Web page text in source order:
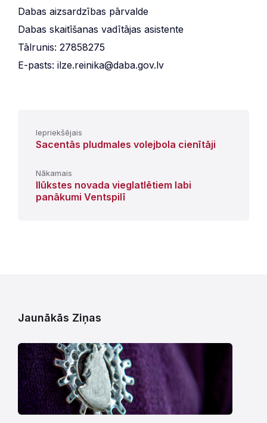
Dabas aizsardzības pārvalde
Dabas skaitīšanas vadītājas asistente
Tālrunis: 27858275
E-pasts: ilze.reinika@daba.gov.lv
Iepriekšējais
Sacentās pludmales volejbola cienītāji
Nākamais
Ilūkstes novada vieglatlētiem labi
panākumi Ventspilī
Jaunākās Ziņas